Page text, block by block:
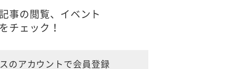
事の閲覧、イベント
チェック！
のアカウントで会員登録